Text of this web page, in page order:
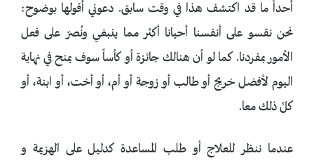
أحداً ما قد اكتشف هذا في وقت سابق. دعوني أقولها بوضوح:
نحن نقسو على أنفسنا أحيانا أكثر مما ينبغي ونُصرّ على فعل
الأمور بمفردنا. كما لو أن هنالك جائزة أو كأساً سوف يمنح في نهاية
اليوم لأفضل خريج أو طالب أو زوجة أو أم، أو أخت، أو ابنة، أو
كلِّ ذلك معا.
عندما ننظر للعلاج أو طلب المساعدة كدليل على الهزيمة و